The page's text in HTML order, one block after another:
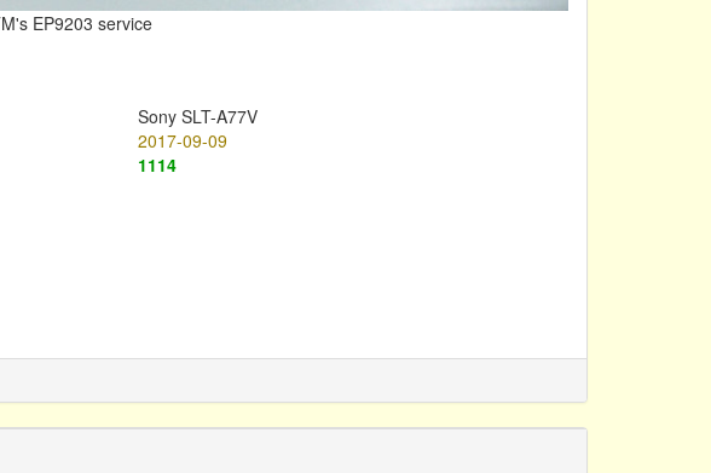
EP9203 service
Sony SLT-A77V
2017-09-09
1114